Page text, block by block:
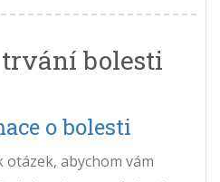
bolesti
o bolesti
abychom vám